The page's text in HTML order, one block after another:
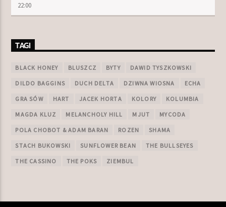
22:00
TAGI
BLACK HONEY BLUSZCZ BYTY DAWID TYSZKOWSKI
DILDO BAGGINS DUCH DELTA DZIWNA WIOSNA ECHA
GRA SÓW HART JACEK HORTA KOLORY KOLUMBIA
MAGDA KLUZ MELANCHOLY HILL MJUT MYCODA
POLA CHOBOT & ADAM BARAN ROZEN SHAMA
STACH BUKOWSKI SUNFLOWER BEAN THE BULLSEYES
THE CASSINO THE POKS ZIEMBUL